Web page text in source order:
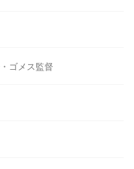
ゴメス監督